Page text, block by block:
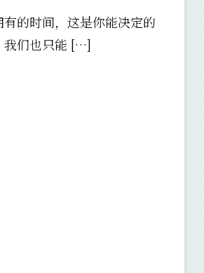
的时间，这是你能决定的
我们也只能 […]